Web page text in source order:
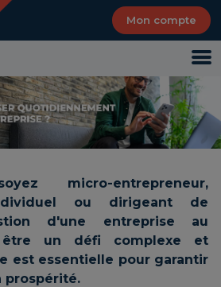
Mon compte
micro-entrepreneur,
ou dirigeant de
d'une entreprise au
un défi complexe et
est essentielle pour garantir
prospérité.
cookies